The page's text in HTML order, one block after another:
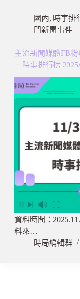
國內, 時事排
門新聞事件
主流新聞媒體FB
－時事排行榜
資料時間：
料來…
時局編輯群